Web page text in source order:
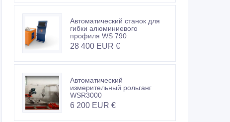
Автоматический станок для
гибки алюминиевого
профиля WS 790
28 400 EUR €
Автоматический
измерительный рольганг
WSR3000
6 200 EUR €